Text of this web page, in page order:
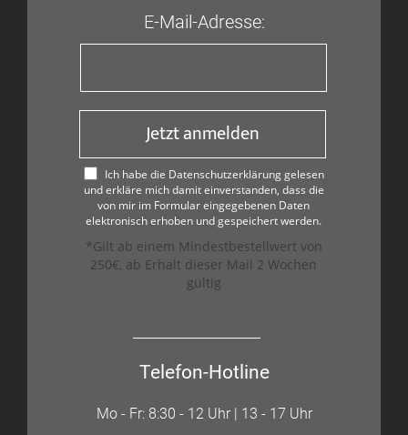
E-Mail-Adresse:
Jetzt anmelden
Ich habe die Datenschutzerklärung gelesen
und erkläre mich damit einverstanden, dass die
von mir im Formular eingegebenen Daten
elektronisch erhoben und gespeichert werden.
*Gilt ab einem Mindestbestellwert von
250€, ab Erhalt dieser Mail 2 Wochen
gültig
Telefon-Hotline
Mo - Fr: 8:30 - 12 Uhr | 13 - 17 Uhr